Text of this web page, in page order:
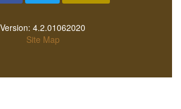
Version: 4.2.01062020
Site Map